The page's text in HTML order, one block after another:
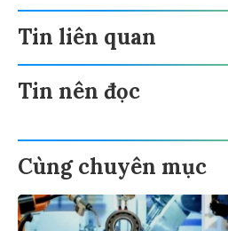
Tin liên quan
Tin nên đọc
Cùng chuyên mục